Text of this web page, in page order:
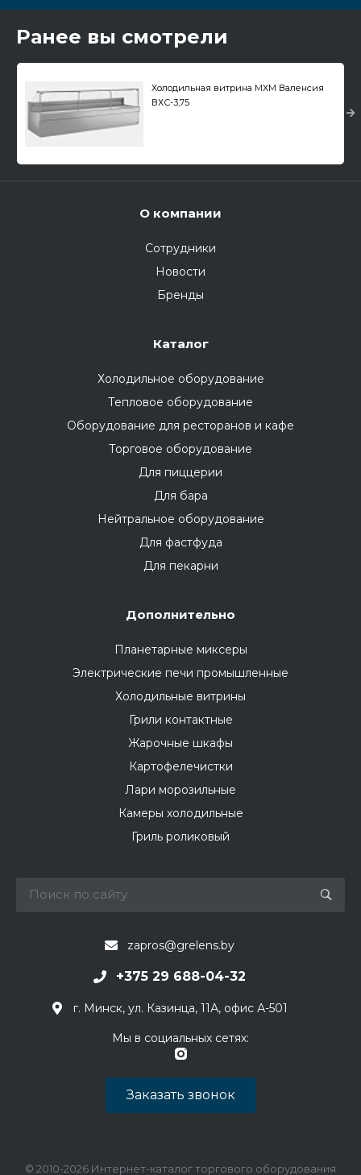
Ранее вы смотрели
Холодильная витрина МХМ Валенсия
ВХС-3,75
О компании
Сотрудники
Новости
Бренды
Каталог
Холодильное оборудование
Тепловое оборудование
Оборудование для ресторанов и кафе
Торговое оборудование
Для пиццерии
Для бара
Нейтральное оборудование
Для фастфуда
Для пекарни
Дополнительно
Планетарные миксеры
Электрические печи промышленные
Холодильные витрины
Грили контактные
Жарочные шкафы
Картофелечистки
Лари морозильные
Камеры холодильные
Гриль роликовый
zapros@grelens.by
+375 29 688-04-32
г. Минск, ул. Казинца, 11А, офис А-501
Мы в социальных сетях:
Заказать звонок
© 2010-2026 Интернет-каталог торгового оборудования